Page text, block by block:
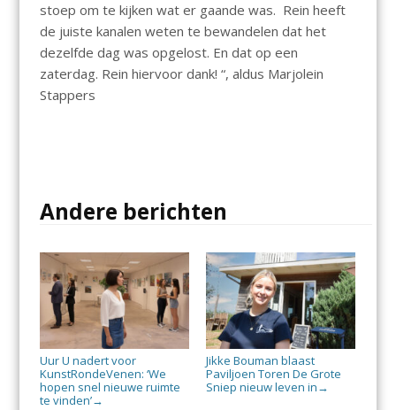
stoep om te kijken wat er gaande was. Rein heeft
de juiste kanalen weten te bewandelen dat het
dezelfde dag was opgelost. En dat op een
zaterdag. Rein hiervoor dank! “, aldus Marjolein
Stappers
Andere berichten
Uur U nadert voor
KunstRondeVenen: ‘We
hopen snel nieuwe ruimte
te vinden’→
Jikke Bouman blaast
Paviljoen Toren De Grote
Sniep nieuw leven in →